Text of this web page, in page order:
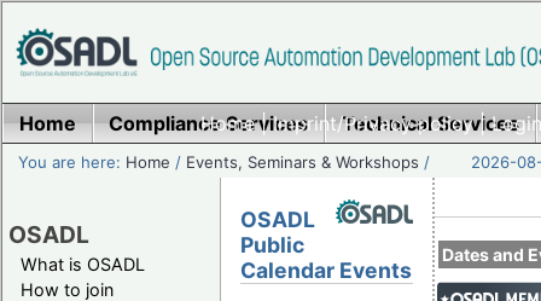
Home|Imprint/Privacy policy|
Home Compliance Services Technical Services
You are here: Home / Events, Seminars & Workshops / 2026-
OSADL
What is OSADL
How to join
Dates and
OSADL
Public
Calendar Events